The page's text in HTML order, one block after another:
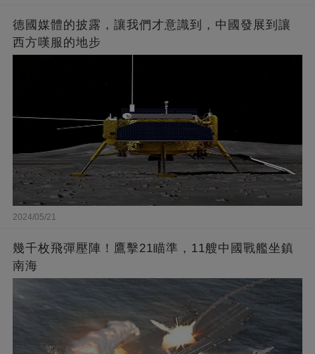
德國媒體的披露，讓我們才意識到，中國發展到讓
西方嘆服的地步
2024/05/21
幾千枚飛彈壓陣！鷹擊21瞄準，11艘中國戰艦坐鎮
南海